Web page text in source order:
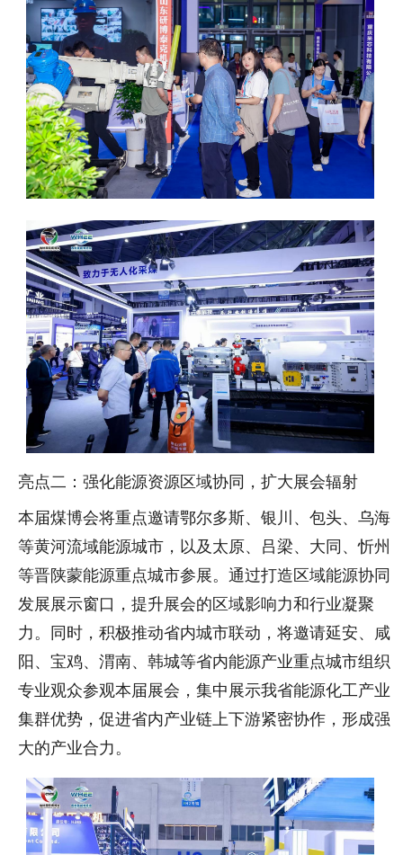
亮点二：强化能源资源区域协同，扩大展会辐射
本届煤博会将重点邀请鄂尔多斯、银川、包头、乌海
等黄河流域能源城市，以及太原、吕梁、大同、忻州
等晋陕蒙能源重点城市参展。通过打造区域能源协同
发展展示窗口，提升展会的区域影响力和行业凝聚
力。同时，积极推动省内城市联动，将邀请延安、咸
阳、宝鸡、渭南、韩城等省内能源产业重点城市组织
专业观众参观本届展会，集中展示我省能源化工产业
集群优势，促进省内产业链上下游紧密协作，形成强
大的产业合力。